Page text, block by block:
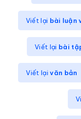
Viết lại bài luận
Viết lại bài
Viết lạivăn bản